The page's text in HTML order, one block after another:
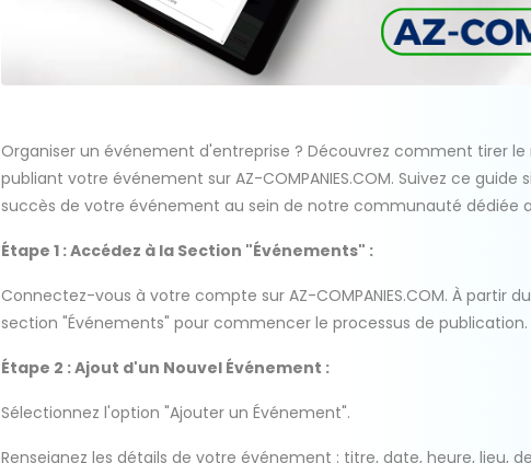
Organiser un événement d'entreprise ? Découvrez comment tirer
publiant votre événement sur AZ-COMPANIES.COM. Suivez ce
succès de votre événement au sein de notre communauté dédiée
Étape 1 : Accédez à la Section "Événements" :
Connectez-vous à votre compte sur AZ-COMPANIES.COM. À partir
section "Événements" pour commencer le processus de publication.
Étape 2 : Ajout d'un Nouvel Événement :
Sélectionnez l'option "Ajouter un Événement".
Renseignez les détails de votre événement : titre, date, heure, lieu,